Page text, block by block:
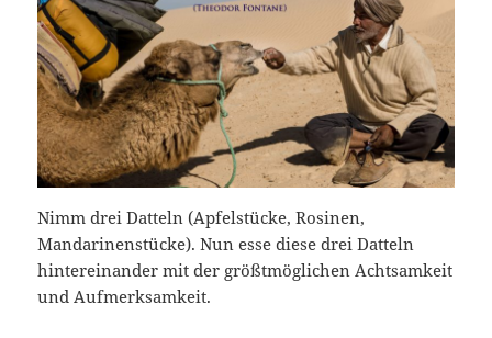
Nimm drei Datteln (Apfelstücke, Rosinen,
Mandarinenstücke). Nun esse diese drei Datteln
hintereinander mit der größtmöglichen Achtsamkeit
und Aufmerksamkeit.